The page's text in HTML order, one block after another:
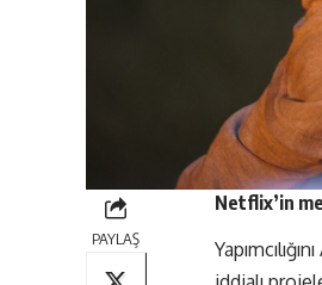
PAYLAŞ
Netflix’in